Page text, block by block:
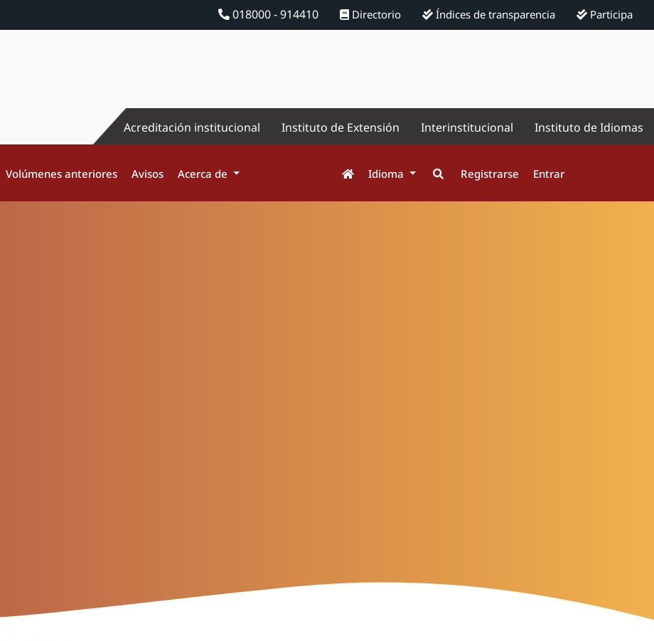
018000 - 914410 Directorio Índices de transparencia Participa
Acreditación institucional Instituto de Extensión Interinstitucional Instituto de Idiomas
Volúmenes anteriores Avisos Acerca de Idioma Registrarse Entrar